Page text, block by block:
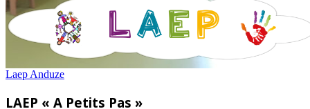
Laep Anduze
LAEP « A Petits Pas »